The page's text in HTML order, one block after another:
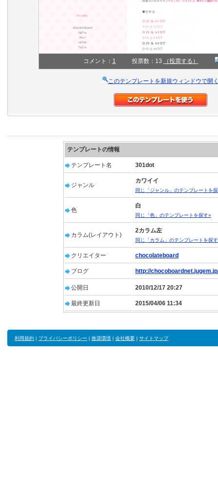
コメント： 1 投票数：13 （投票する）
このテンプレートを新規ウィンドウで開
テンプレートの情報
テンプレート名 301dot
ジャンル
カワイイ
同じ「ジャンル」のテンプレートを
色
白
同じ「色」のテンプレートを探す»
カラム(レイアウト)
2カラム左
同じ「カラム」のテンプレートを探
クリエイター chocolateboard
ブログ http://
公開日 2010/12/17 20:27
最終更新日 2015/04/06 11:34
利用規約 | プライバシーポリシー | 推奨環境 | 会社概要 | サイトマップ